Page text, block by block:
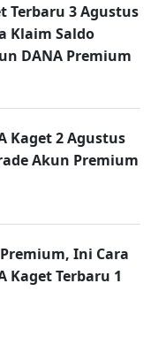
Terbaru 3 Agustus
Klaim Saldo
DANA Premium
Kaget 2 Agustus
Akun Premium
Ini Cara
Kaget Terbaru 1